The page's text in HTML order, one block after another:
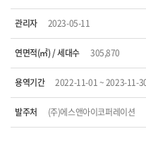
관리자 2023-05-11
연면적(㎡) / 세대수 305,870
용역기간 2022-11-01 ~ 2023-11-
발주처 (주)에스앤아이코퍼레이션